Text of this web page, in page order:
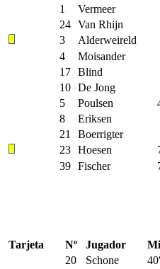
1
Vermeer
24 Van Rhijn
3
Alderweireld
4
Moisander
17 Blind
10 De Jong
5 Poulsen
8
Eriksen
21
Boerrigter
23 Hoesen
39 Fischer
Tarjeta Nº Jugador
20 Schone